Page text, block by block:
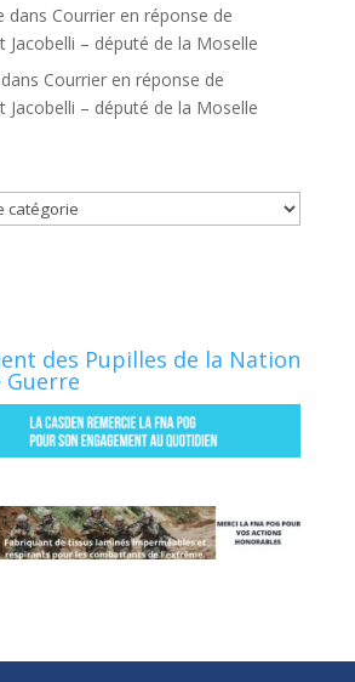
dans Courrier en réponse de
Jacobelli – député de la Moselle
dans Courrier en réponse de
Jacobelli – député de la Moselle
des Pupilles de la Nation